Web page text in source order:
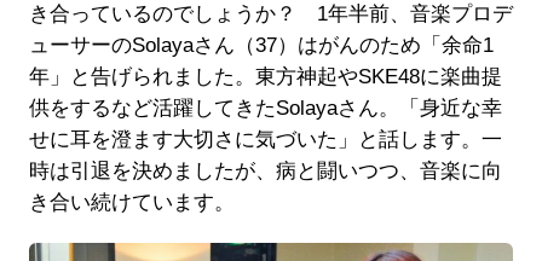
き合っているのでしょうか？ 1年半前、音楽プロデ
ューサーのSolayaさん（37）はがんのため「余命1
年」と告げられました。東方神起やSKE48に楽曲提
供をするなど活躍してきたSolayaさん。「身近な幸
せに耳を澄ます大切さに気づいた」と話します。一
時は引退を決めましたが、病と闘いつつ、音楽に向
き合い続けています。